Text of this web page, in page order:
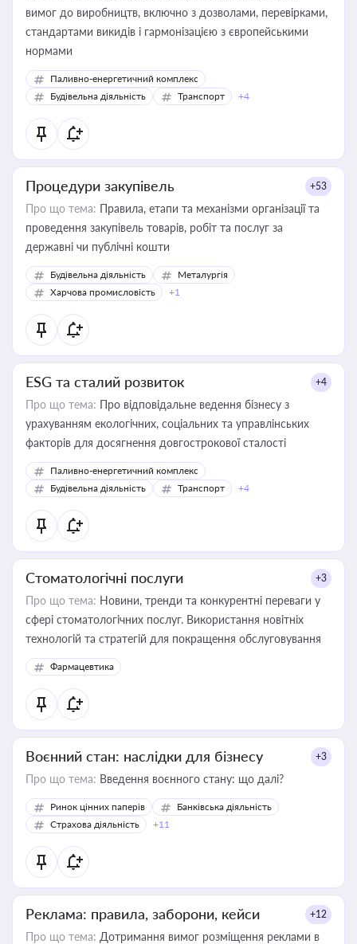
вимог до виробництв, включно з дозволами, перевірками,
стандартами викидів і гармонізацією з європейськими
нормами
Паливно-енергетичний комплекс
Будівельна діяльність
Транспорт +4
Процедури закупівель +53
Про що тема: Правила, етапи та механізми організації та
проведення закупівель товарів, робіт та послуг за
державні чи публічні кошти
Будівельна діяльність
Металургія
Харчова промисловість
+1
ESG та сталий розвиток +4
Про що тема: Про відповідальне ведення бізнесу з
урахуванням екологічних, соціальних та управлінських
факторів для досягнення довгострокової сталості
Паливно-енергетичний комплекс
Будівельна діяльність
Транспорт +4
Стоматологічні послуги +3
Про що тема: Новини, тренди та конкурентні переваги у
сфері стоматологічних послуг. Використання новітніх
технологій та стратегій для покращення обслуговування
Фармацевтика
Воєнний стан: наслідки для бізнесу +3
Про що тема: Введення воєнного стану: що далі?
Ринок цінних паперів
Банківська діяльність
Страхова діяльність
+11
Реклама: правила, заборони, кейси +12
Про що тема: Дотримання вимог розміщення реклами в